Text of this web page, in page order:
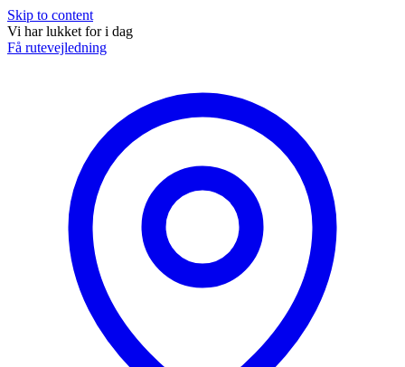
Skip to content
Vi har lukket for i dag
Få rutevejledning